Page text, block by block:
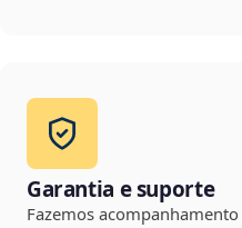
Garantia e suporte
Fazemos